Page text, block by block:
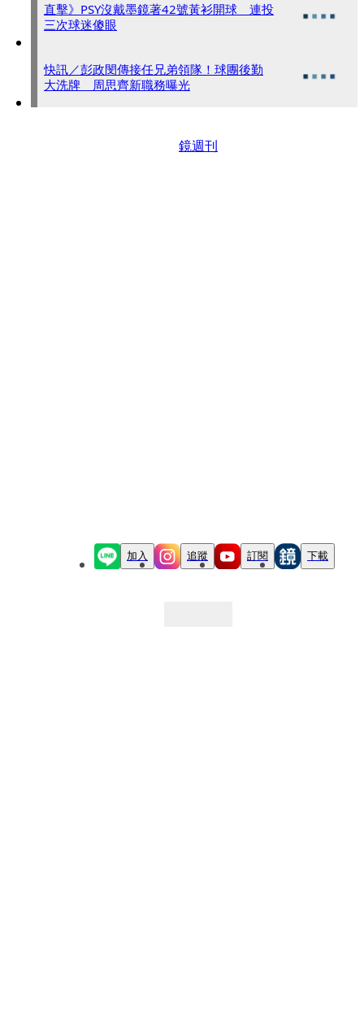
直擊》PSY沒戴墨鏡著42號黃衫開球 連投
三次球迷傻眼
快訊／彭政閔傳接任兄弟領隊！球團後勤
大洗牌 周思齊新職務曝光
鏡週刊
加入 追蹤 訂閱 下載